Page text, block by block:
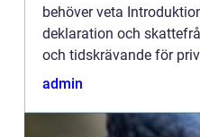
behöver veta
deklaration och
och tidskrävande för
underlätta för
admin